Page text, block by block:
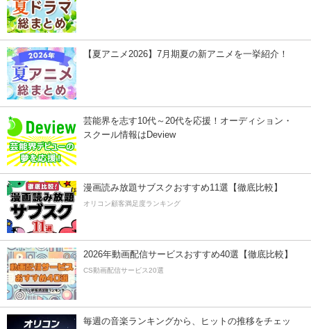
【夏アニメ2026】7月期夏の新アニメを一挙紹介！
芸能界を志す10代～20代を応援！オーディション・
スクール情報はDeview
漫画読み放題サブスクおすすめ11選【徹底比較】
オリコン顧客満足度ランキング
2026年動画配信サービスおすすめ40選【徹底比較】
CS動画配信サービス20選
毎週の音楽ランキングから、ヒットの推移をチェッ